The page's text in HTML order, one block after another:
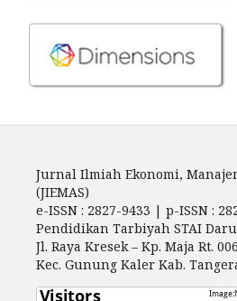
Jurnal Ilmiah Ekonomi,
(JIEMAS)
e-ISSN : 2827-9433 | p-ISSN :
Pendidikan Tarbiyah STAI
Jl. Raya Kresek – Kp. Maja Rt.
Kec. Gunung Kaler Kab.